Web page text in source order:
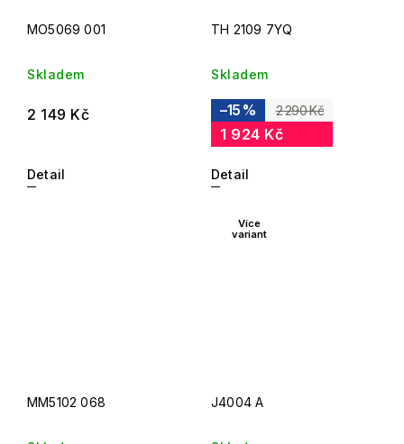
MO5069 001
Skladem
2 149 Kč
Detail
TH 2109 7YQ
Skladem
2 290 Kč
–15 %
1 924 Kč
Detail
MM5102 068
Více
variant
J4004 A